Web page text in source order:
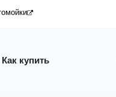
Как купить